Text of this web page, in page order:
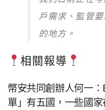
戶需求、監管
的地方。
相關報導
幣安共同創辦人何一
單」有五國，一些國